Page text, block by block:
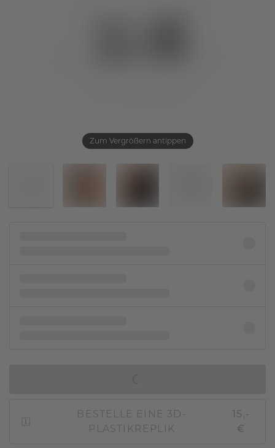
Zum Vergrößern antippen
BESTELLE EINE 3D-
PLASTIKREPLIK
15,-
€